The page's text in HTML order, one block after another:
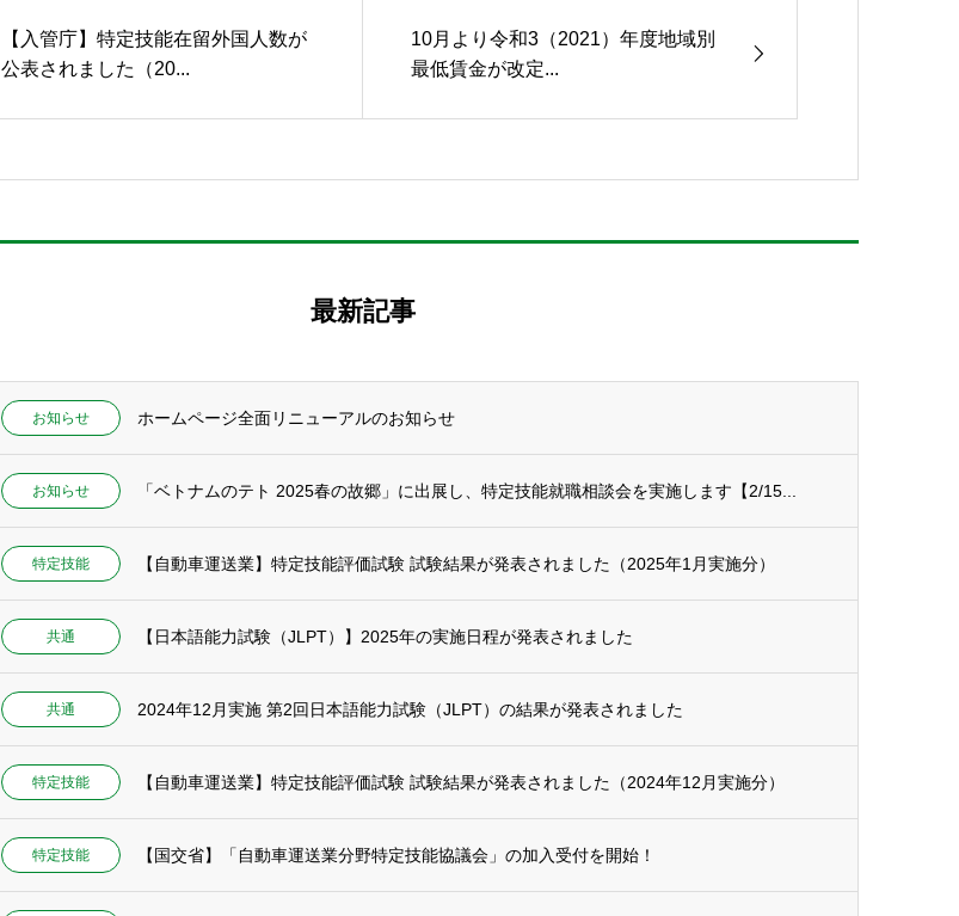
【入管庁】特定技能在留外国人数が
公表されました（20...
10月より令和3（2021）年度地域別
最低賃金が改定...
最新記事
お知らせ ホームページ全面リニューアルのお知らせ
お知らせ 「ベトナムのテト 2025春の故郷」に出展し、特定技能就職相談会を実施します【2/15...
特定技能 【自動車運送業】特定技能評価試験 試験結果が発表されました（2025年1月実施分）
共通 【日本語能力試験（JLPT）】2025年の実施日程が発表されました
共通 2024年12月実施 第2回日本語能力試験（JLPT）の結果が発表されました
特定技能 【自動車運送業】特定技能評価試験 試験結果が発表されました（2024年12月実施分）
特定技能 【国交省】「自動車運送業分野特定技能協議会」の加入受付を開始！